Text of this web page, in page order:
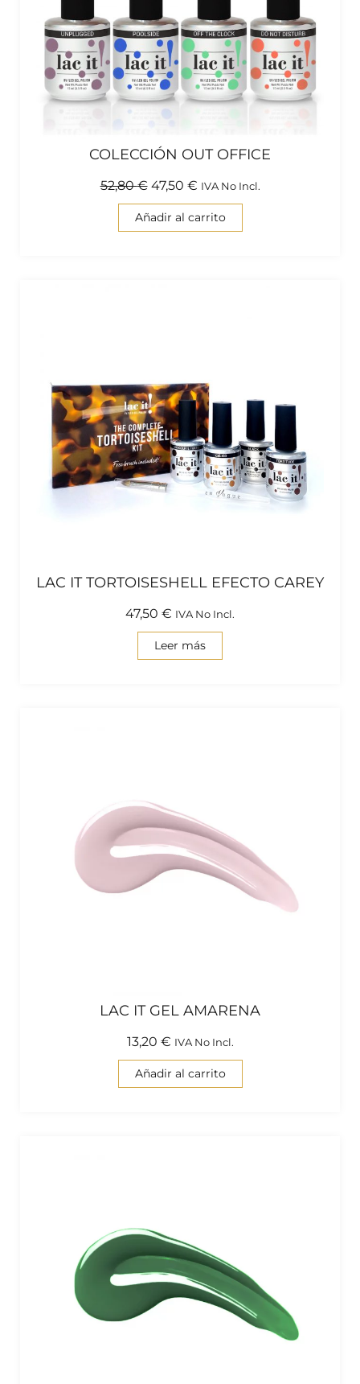
COLECCIÓN OUT OFFICE
52,80€ 47,50 € IVA No Incl.
Añadir al carrito
LAC IT TORTOISESHELL EFECTO CAREY
47,50 € IVA No Incl.
Leer más
LAC IT GEL AMARENA
13,20 € IVA No Incl.
Añadir al carrito